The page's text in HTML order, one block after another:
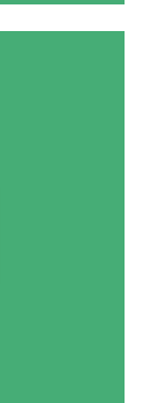
Q